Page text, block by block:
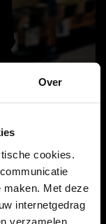
Over
cookies.
maken. Met deze
internetgedrag
verzamelen.
we de
meer nodig,
jij waar je maar